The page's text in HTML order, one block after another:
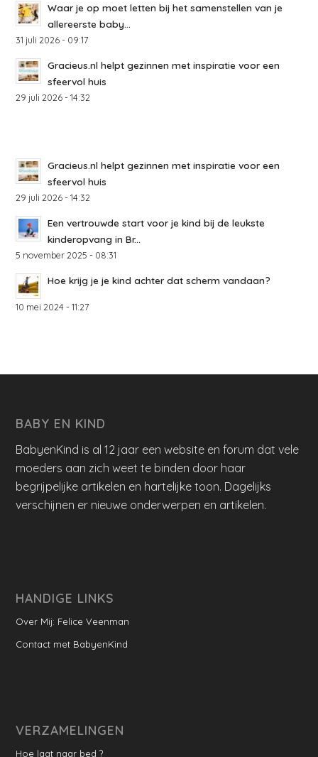
Waar je op moet letten bij het samenstellen van je
allereerste baby...
31 juli 2026 - 09:17
Gracieus.nl helpt gezinnen met inspiratie voor een
sfeervol huis
29 juli 2026 - 14:32
Gracieus.nl helpt gezinnen met inspiratie voor een
sfeervol huis
29 juli 2026 - 14:32
Een vertrouwde start voor je kind bij de leukste
kinderopvang in Br...
5 november 2025 - 08:31
Hoe krijg je je kind achter dat scherm vandaan?
10 mei 2024 - 11:27
BABY EN KIND
BabyenKind is al 12 jaar een website en forum dat vele
moeders aan zich weet te binden door haar
begrijpelijke artikelen en hartelijke toon. Dagelijks
verschijnen er nieuwe onderwerpen en artikelen.
HANDIGE LINKS
Over Mij: Felice Veenman
Contact met BabyenKind
VERZAMELINGEN
Hoe laat naar bed ?